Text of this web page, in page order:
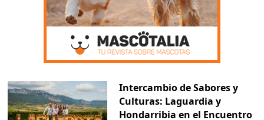
Intercambio de Sabores y
Culturas: Laguardia y
Hondarribia en el Encuentro